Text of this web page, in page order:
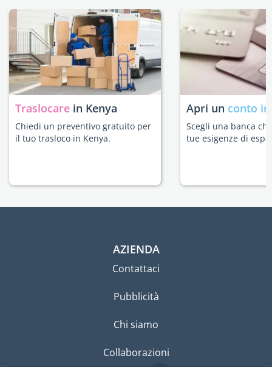
Traslocare in Kenya
Chiedi un preventivo gratuito per
il tuo trasloco in Kenya.
Apri un conto
Scegli una banca
tue esigenze di
AZIENDA
Contattaci
Pubblicità
Chi siamo
Collaborazioni